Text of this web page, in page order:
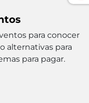
para conocer
alternativas para
para pagar.